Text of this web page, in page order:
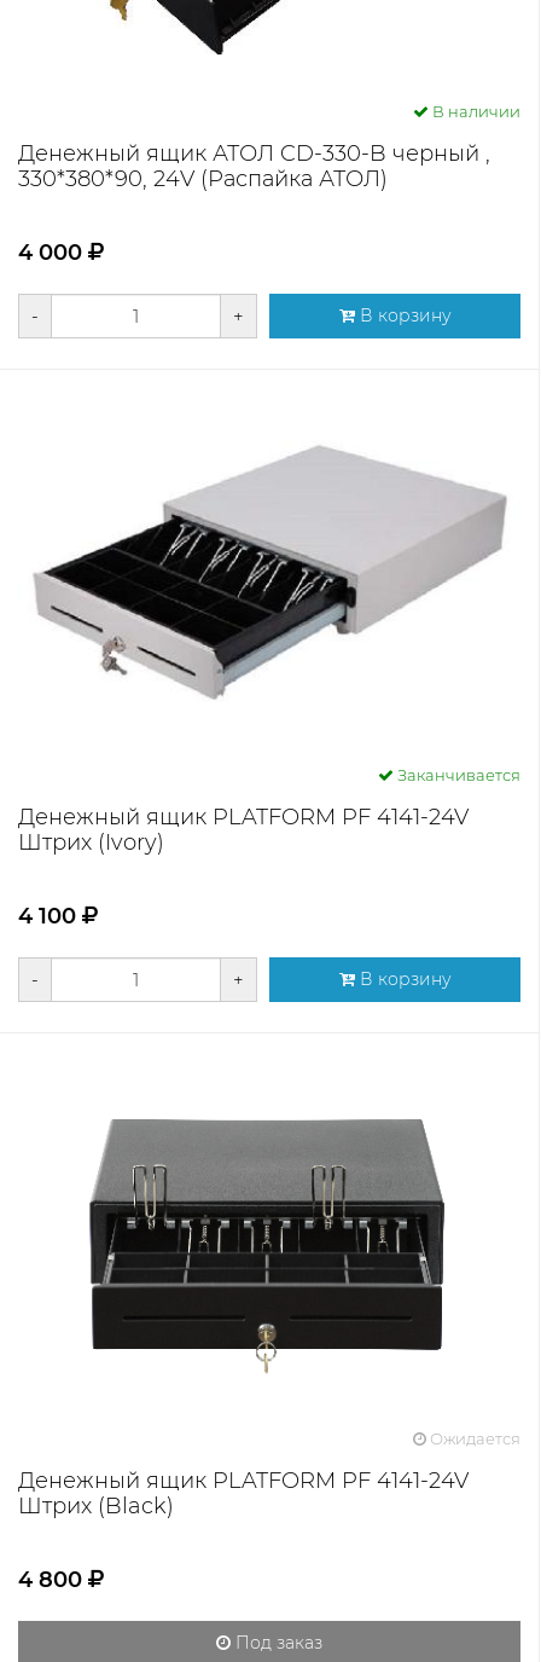
В наличии
Денежный ящик АТОЛ CD-330-B черный ,
330*380*90, 24V (Распайка АТОЛ)
4 000
- + В корзину
Заканчивается
Денежный ящик PLATFORM PF 4141-24V
Штрих (Ivory)
4 100
- + В корзину
Ожидается
Денежный ящик PLATFORM PF 4141-24V
Штрих (Black)
4 800
Под заказ